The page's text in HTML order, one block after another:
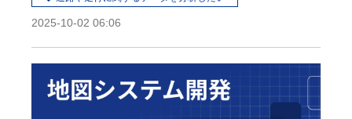
2025-10-02 06:06